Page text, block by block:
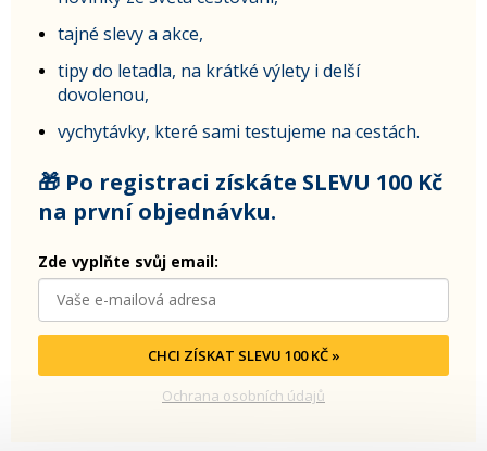
tajné slevy a akce,
tipy do letadla, na krátké výlety i delší
dovolenou,
vychytávky, které sami testujeme na cestách.
🎁 Po registraci získáte SLEVU 100 Kč
na první objednávku.
Zde vyplňte svůj email:
CHCI ZÍSKAT SLEVU 100 KČ »
Ochrana osobních údajů